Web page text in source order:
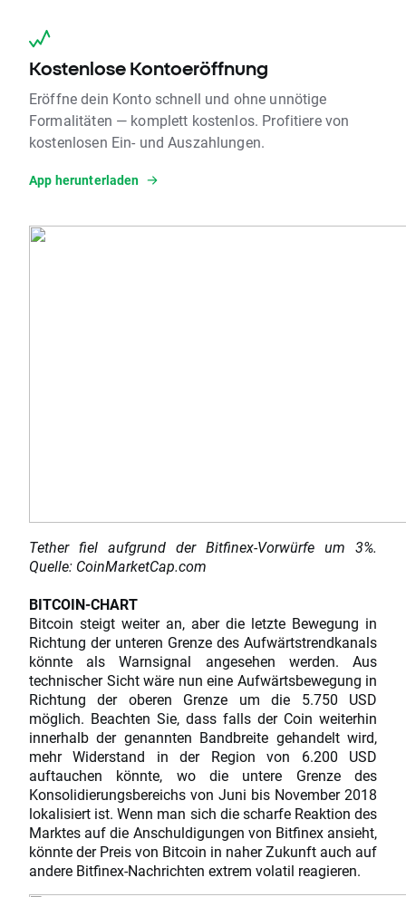
Kostenlose Kontoeröffnung
Eröffne dein Konto schnell und ohne unnötige
Formalitäten — komplett kostenlos. Profitiere von
kostenlosen Ein- und Auszahlungen.
App herunterladen
Tether fiel aufgrund der Bitfinex-Vorwürfe um 3%.
Quelle: CoinMarketCap.com
BITCOIN-CHART
Bitcoin steigt weiter an, aber die letzte Bewegung in
Richtung der unteren Grenze des Aufwärtstrendkanals
könnte als Warnsignal angesehen werden. Aus
technischer Sicht wäre nun eine Aufwärtsbewegung in
Richtung der oberen Grenze um die 5.750 USD
möglich. Beachten Sie, dass falls der Coin weiterhin
innerhalb der genannten Bandbreite gehandelt wird,
mehr Widerstand in der Region von 6.200 USD
auftauchen könnte, wo die untere Grenze des
Konsolidierungsbereichs von Juni bis November 2018
lokalisiert ist. Wenn man sich die scharfe Reaktion des
Marktes auf die Anschuldigungen von Bitfinex ansieht,
könnte der Preis von Bitcoin in naher Zukunft auch auf
andere Bitfinex-Nachrichten extrem volatil reagieren.